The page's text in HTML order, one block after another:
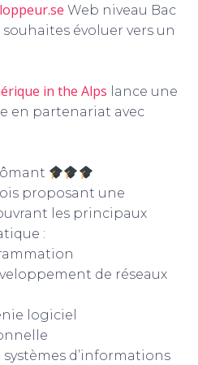
Web niveau Bac
évoluer vers un
in the Alps lance une
en partenariat avec
proposant une
les principaux
:
de réseaux
logiciel
d’informations